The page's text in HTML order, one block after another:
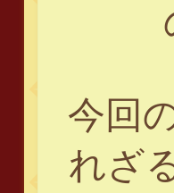
今回
れざ